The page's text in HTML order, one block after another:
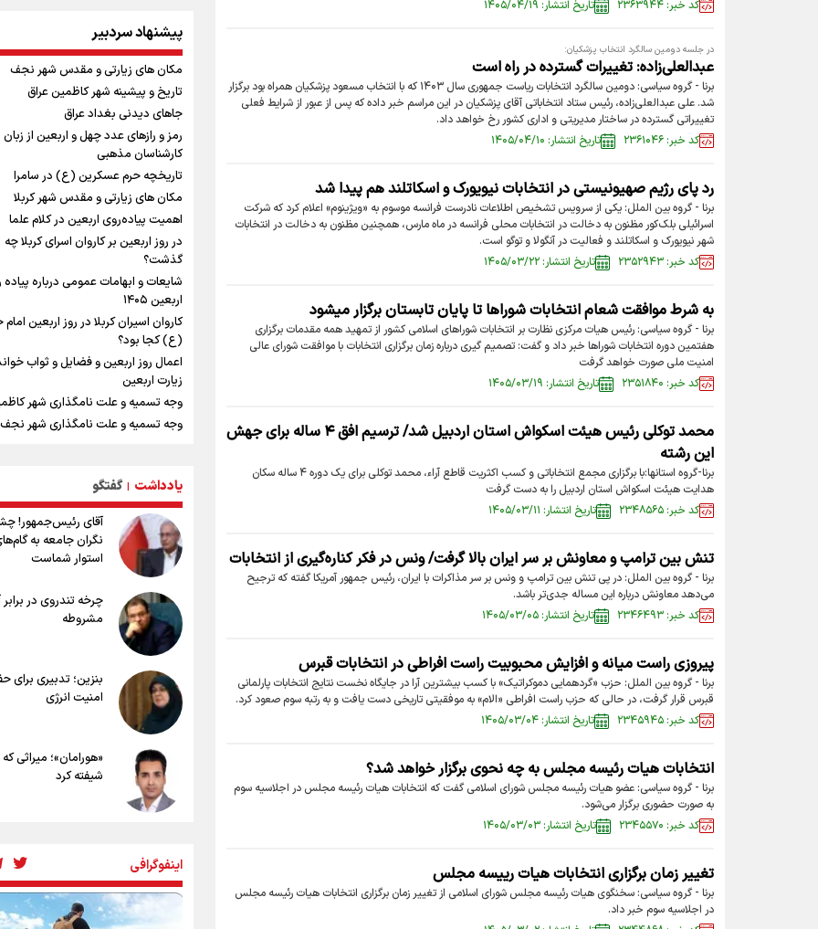
کد خبر: ۲۳۶۳۹۴۴
تاریخ انتشار: ۱۴۰۵/۰۴/۱۹
در جلسه دومین سالگرد انتخاب پزشکیان:
عبدالعلی‌زاده: تغییرات گسترده در راه است
برنا - گروه سیاسی: دومین سالگرد انتخابات ریاست جمهوری سال ۱۴۰۳ که با انتخاب مسعود پزشکیان همراه بود برگزار
شد. علی عبدالعلی‌زاده، رئیس ستاد انتخاباتی آقای پزشکیان در این مراسم خبر داده که پس از عبور از شرایط فعلی
تغییراتی گسترده در ساختار مدیریتی و اداری کشور رخ خواهد داد.
کد خبر: ۲۳۶۱۰۴۶
تاریخ انتشار: ۱۴۰۵/۰۴/۱۰
رد پای رژیم صهیونیستی‌ در انتخابات نیویورک و اسکاتلند هم پیدا شد
برنا - گروه بین الملل: یکی از سرویس تشخیص اطلاعات نادرست فرانسه موسوم به «ویژینوم» اعلام کرد که شرکت
اسرائیلی بلک‌کور مظنون به دخالت در انتخابات محلی فرانسه در ماه مارس، همچنین مظنون به دخالت در انتخابات
شهر نیویورک و اسکاتلند و فعالیت در آنگولا و توگو است.
کد خبر: ۲۳۵۲۹۴۳
تاریخ انتشار: ۱۴۰۵/۰۳/۲۲
به شرط موافقت شعام انتخابات شوراها تا پایان تابستان برگزار میشود
برنا - گروه سیاسی: رئیس هیات مرکزی نظارت بر انتخابات شوراهای اسلامی کشور از تمهید همه مقدمات برگزاری
هفتمین دوره انتخابات شوراها خبر داد و گفت: تصمیم گیری درباره زمان برگزاری انتخابات با موافقت شورای عالی
امنیت ملی صورت خواهد گرفت
کد خبر: ۲۳۵۱۸۴۰
تاریخ انتشار: ۱۴۰۵/۰۳/۱۹
محمد توکلی رئیس هیئت اسکواش استان اردبیل شد/ ترسیم افق ۴ ساله برای جهش
این رشته
برنا-گروه استانها:با برگزاری مجمع انتخاباتی و کسب اکثریت قاطع آراء، محمد توکلی برای یک دوره ۴ ساله سکان
هدایت هیئت اسکواش استان اردبیل را به دست گرفت
کد خبر: ۲۳۴۸۵۶۵
تاریخ انتشار: ۱۴۰۵/۰۳/۱۱
تنش بین ترامپ و معاونش بر سر ایران بالا گرفت/ ونس در فکر کناره‌گیری از انتخابات
برنا - گروه بین الملل: در پی تنش بین ترامپ و ونس بر سر مذاکرات با ایران، رئیس جمهور آمریکا گفته که ترجیح
می‌دهد معاونش درباره این مساله جدی‌تر باشد.
کد خبر: ۲۳۴۶۴۹۳
تاریخ انتشار: ۱۴۰۵/۰۳/۰۵
پیروزی راست‌ میانه و افزایش محبوبیت راست افراطی در انتخابات قبرس
برنا - گروه بین الملل: حزب «گردهمایی دموکراتیک» با کسب بیشترین آرا در جایگاه نخست نتایج انتخابات پارلمانی
قبرس قرار گرفت، در حالی که حزب راست افراطی «الام» به موفقیتی تاریخی دست یافت و به رتبه سوم صعود کرد.
کد خبر: ۲۳۴۵۹۴۵
تاریخ انتشار: ۱۴۰۵/۰۳/۰۴
انتخابات هیات رئیسه مجلس به چه نحوی برگزار خواهد شد؟
برنا - گروه سیاسی: عضو هیات رئیسه مجلس شورای اسلامی گفت که انتخابات هیات رئیسه مجلس در اجلاسیه سوم
به صورت حضوری برگزار می‌شود.
کد خبر: ۲۳۴۵۵۷۰
تاریخ انتشار: ۱۴۰۵/۰۳/۰۳
تغییر زمان برگزاری انتخابات هیات رییسه مجلس
برنا - گروه سیاسی: سخنگوی هیات رئیسه مجلس شورای اسلامی از تغییر زمان برگزاری انتخابات هیات رئیسه مجلس
در اجلاسیه سوم خبر داد.
عماد احمدوند : نسخه نانویی برای حل
منابع آبی کشور
رهبر شهید انقلاب: ادّعاهای دروغین
باید افشا شود
یحیی سریع: در عملیاتی گسترده
نظامی وابسته به عربستان را هدف قرار
در مرزهای شلمچه و چذابه ثبت شد /
هزار موکب در خوزستان و
نجف تا کربلا
وقتی از وفاق صحبت می‌کنم، منظورم
هستند/ مسیر اصلاحات آغاز شده و
نخواهد شد
جابجایی مرکز ثقل اقتصاد جهان
فرصت طلایی برای اقتصاد ایران +نمودار
امیررضا غلامی، ملی پوش تکواندو :
روی مسابقات پاکستان است نه بازی های
آسیایی
کانادا دو مظنون تیراندازی در نزدیکی
کنسولگری آمریکا را بازداشت کرد
رادین زینالی، ملی پوش تکواندو : قدم
هستند
اردوی تیم ملی تکواندو
در ادامه سیاست جوان‌گرایی در
ستاره‌های امید به بزرگسالان اضافه
پیشنهاد سردبیر
مکان های زیارتی و مقدس شهر نجف
تاریخ و پیشینه شهر کاظمین عراق
جاهای دیدنی بغداد عراق
رمز و رازهای عدد چهل و اربعین از زبان
کارشناسان مذهبی
تاریخچه حرم عسکرین (ع) در سامرا
مکان های زیارتی و مقدس شهر کربلا
اهمیت پیاده‌روی اربعین در کلام علما
در روز اربعین بر کاروان اسرای کربلا چه
گذشت؟
شایعات و ابهامات عمومی درباره
اربعین ۱۴۰۵
کاروان اسیران کربلا در روز اربعین
(ع) کجا بود؟
اعمال روز اربعین و فضایل و ثواب
زیارت اربعین
وجه تسمیه و علت نامگذاری شهر
وجه تسمیه و علت نامگذاری شهر نجف
وجه تسمیه و علت نامگذاری شهر سامرا
وجه تسمیه و علت نامگذاری شهر کربلا
بهترین موکب‌های ایرانی در پیاده روی
۱۴۰۵
توصیه هایی مهم برای پیچ خوردگی پا در
روی اربعین
خطرات پیاده روی اربعین/ ۷
سفری ایمن و معنوی
۲۰ نکته دوستانه درباره پیاده روی
عراقی ها
یادداشت | گفتگو
آقای رئیس‌جمهور!
نگران جامعه به
استوار شماست
چرخه تندروی در برابر
مشروطه
بنزین؛ تدبیری برای
امنیت انرژی
«هورامان»؛ میراثی
شیفته کرد
استخوان، یک نسل،
رسانه ملی و حق مردم
اینفوگرافی